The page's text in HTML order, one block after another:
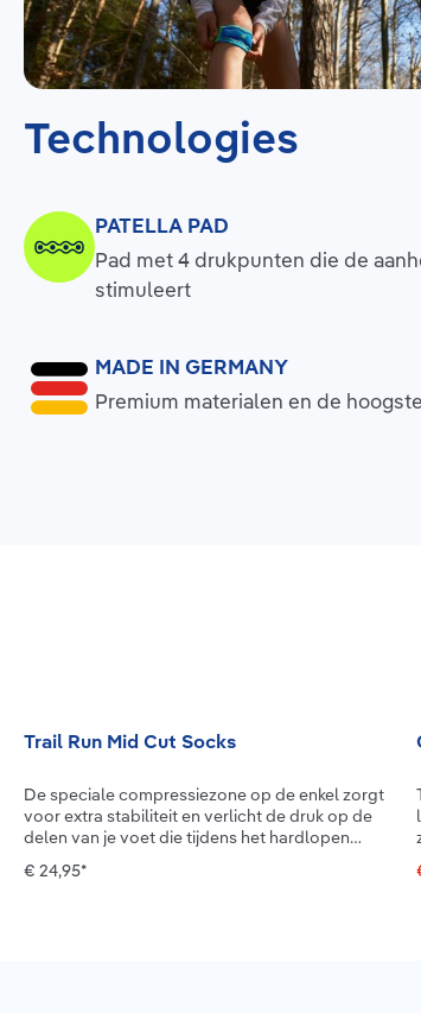
Technologies
PATELLA PAD
Pad met 4 drukpunten die de
stimuleert
MADE IN GERMANY
Premium materialen en de
Trail Run Mid Cut Socks
De speciale compressiezone op de enkel zorgt
voor extra stabiliteit en verlicht de druk op de
delen van je voet die tijdens het hardlopen
"Infinity Zone X-TREME" biedt je optimale
€ 24,95*